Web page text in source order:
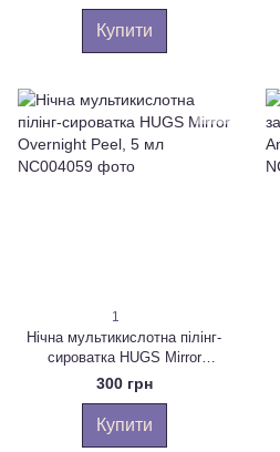
Купити
1
Нічна мультикислотна пілінг-
сироватка HUGS Mirror
Overnight Peel, 5 мл
300 грн
Купити